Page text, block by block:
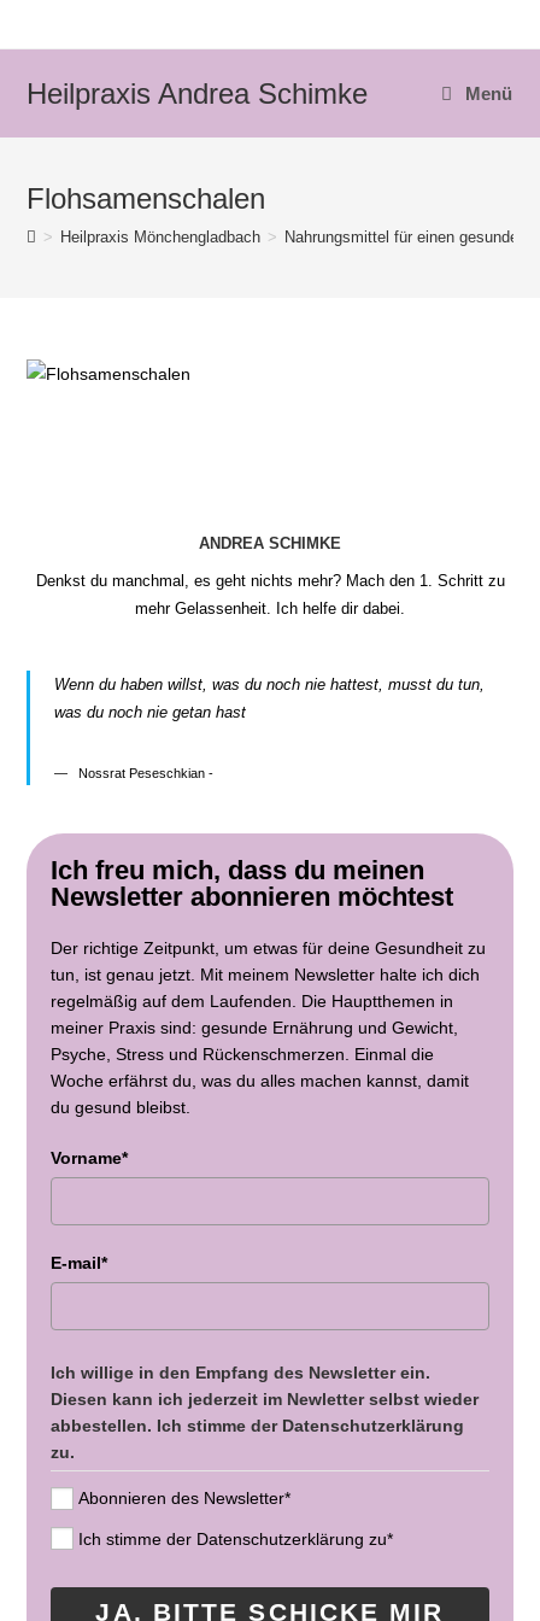
Heilpraxis Andrea Schimke Menü
Flohsamenschalen
> Heilpraxis Mönchengladbach > Nahrungsmittel für einen gesunden
ANDREA SCHIMKE
Denkst du manchmal, es geht nichts mehr? Mach den 1. Schritt zu
mehr Gelassenheit. Ich helfe dir dabei.
Wenn du haben willst, was du noch nie hattest, musst du tun,
was du noch nie getan hast
Nossrat Peseschkian -
Ich freu mich, dass du meinen
Newsletter abonnieren möchtest
Der richtige Zeitpunkt, um etwas für deine Gesundheit zu
tun, ist genau jetzt. Mit meinem Newsletter halte ich dich
regelmäßig auf dem Laufenden. Die Hauptthemen in
meiner Praxis sind: gesunde Ernährung und Gewicht,
Psyche, Stress und Rückenschmerzen. Einmal die
Woche erfährst du, was du alles machen kannst, damit
du gesund bleibst.
Vorname*
E-mail*
Ich willige in den Empfang des Newsletter ein.
Diesen kann ich jederzeit im Newletter selbst wieder
abbestellen. Ich stimme der Datenschutzerklärung
zu.
Abonnieren des Newsletter*
Ich stimme der Datenschutzerklärung zu*
JA, BITTE SCHICKE MIR